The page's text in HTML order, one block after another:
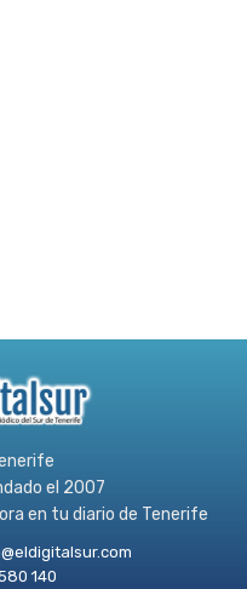
el 2007
en tu diario de Tenerife
140